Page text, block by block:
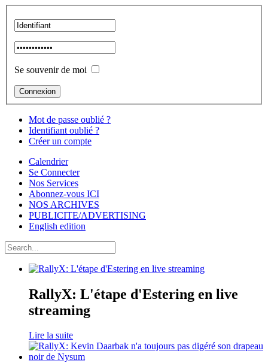
Se souvenir de moi
Mot de passe oublié ?
Identifiant oublié ?
Créer un compte
Calendrier
Se Connecter
Nos Services
Abonnez-vous ICI
NOS ARCHIVES
PUBLICITE/ADVERTISING
English edition
RallyX: L'étape d'Estering en live
streaming
Lire la suite